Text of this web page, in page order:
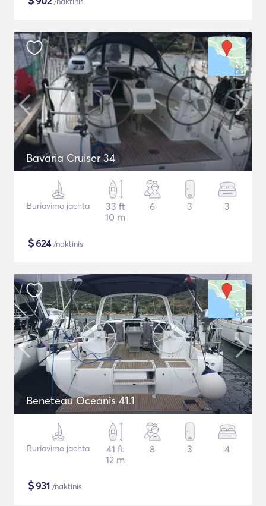
Bavaria Cruiser 34
Buriavimo jachta
33 ft
10 m
6 3 3
$624/naktinis
Beneteau Oceanis 41.1
Buriavimo jachta
41 ft
12 m
8 3 4
$931 /naktinis